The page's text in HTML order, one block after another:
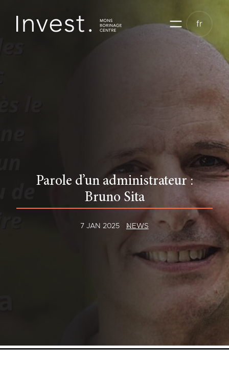
contenu
fr
Parole d’un administrateur :
Bruno Sita
7 JAN 2025 NEWS